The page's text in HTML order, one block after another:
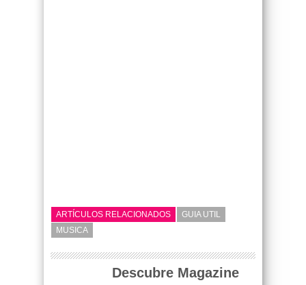
ARTÍCULOS RELACIONADOS
GUIA UTIL
MUSICA
Descubre Magazine